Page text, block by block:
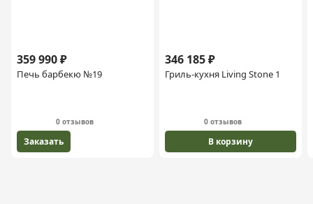
359 990 ₽
Печь барбекю №19
0 отзывов
Заказать
346 185 ₽
Гриль-кухня Living Stone 1
0 отзывов
В корзину